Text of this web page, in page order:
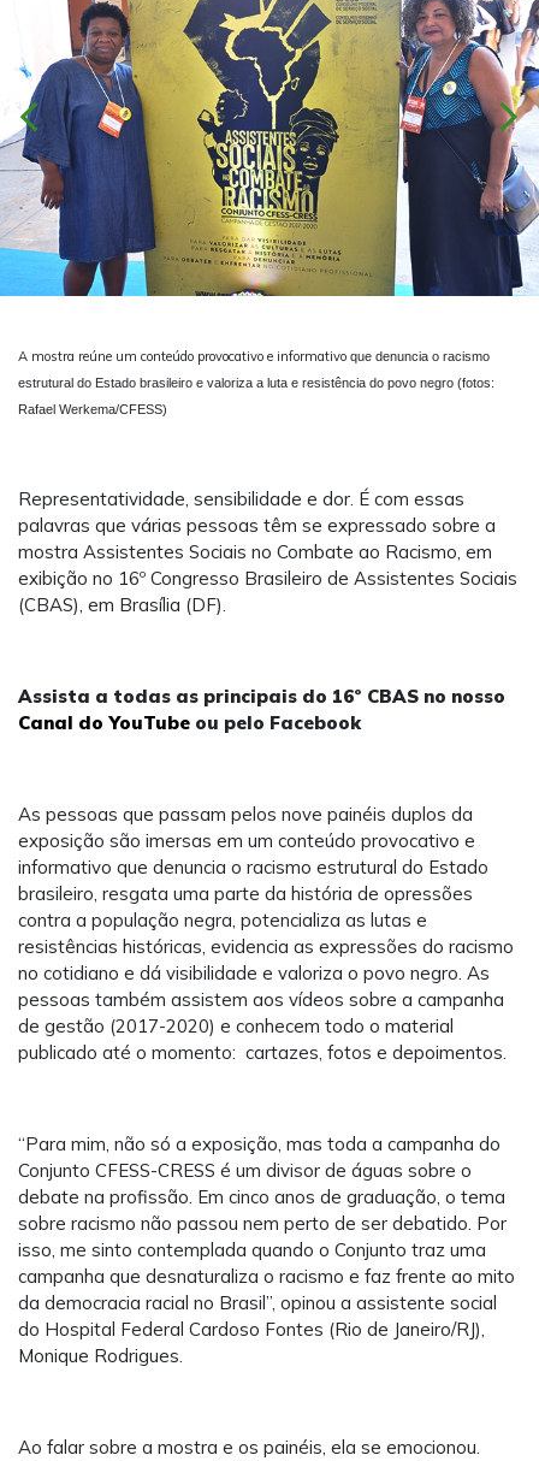
chevron_left chevron_right
A mostra reúne um conteúdo provocativo e informativo que denuncia o racismo
estrutural do Estado brasileiro e valoriza a luta e resistência do povo negro (fotos:
Rafael Werkema/CFESS)
Representatividade, sensibilidade e dor. É com essas
palavras que várias pessoas têm se expressado sobre a
mostra Assistentes Sociais no Combate ao Racismo, em
exibição no 16º Congresso Brasileiro de Assistentes Sociais
(CBAS), em Brasília (DF).
Assista a todas as principais do 16º CBAS no nosso
Canal do YouTube ou pelo Facebook
As pessoas que passam pelos nove painéis duplos da
exposição são imersas em um conteúdo provocativo e
informativo que denuncia o racismo estrutural do Estado
brasileiro, resgata uma parte da história de opressões
contra a população negra, potencializa as lutas e
resistências históricas, evidencia as expressões do racismo
no cotidiano e dá visibilidade e valoriza o povo negro. As
pessoas também assistem aos vídeos sobre a campanha
de gestão (2017-2020) e conhecem todo o material
publicado até o momento: cartazes, fotos e depoimentos.
“Para mim, não só a exposição, mas toda a campanha do
Conjunto CFESS-CRESS é um divisor de águas sobre o
debate na profissão. Em cinco anos de graduação, o tema
sobre racismo não passou nem perto de ser debatido. Por
isso, me sinto contemplada quando o Conjunto traz uma
campanha que desnaturaliza o racismo e faz frente ao mito
da democracia racial no Brasil”, opinou a assistente social
do Hospital Federal Cardoso Fontes (Rio de Janeiro/RJ),
Monique Rodrigues.
Ao falar sobre a mostra e os painéis, ela se emocionou.